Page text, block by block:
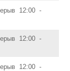
12:00 -
12:00 -
12:00 -